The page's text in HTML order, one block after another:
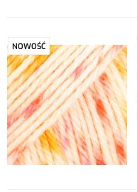
NOWOŚĆ